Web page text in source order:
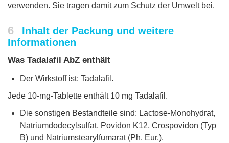
verwenden. Sie tragen damit zum Schutz der Umwelt bei.
6
Inhalt der Packung und weitere
Informationen
Was Tadalafil AbZ enthält
Der Wirkstoff ist: Tadalafil.
Jede 10-mg-Tablette enthält 10 mg Tadalafil.
Die sonstigen Bestandteile sind: Lactose-Monohydrat,
Natriumdodecylsulfat, Povidon K12, Crospovidon (Typ
B) und Natriumstearylfumarat (Ph. Eur.).